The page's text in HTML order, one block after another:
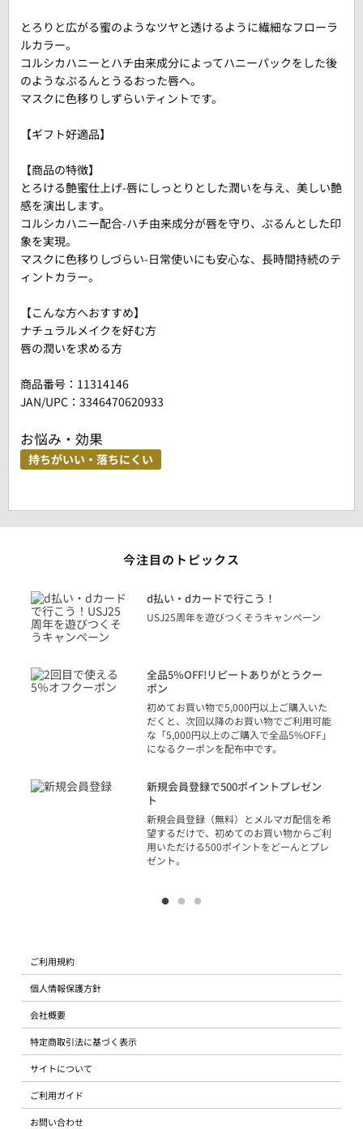
とろりと広がる蜜のようなツヤと透けるように繊細なフローラ
ルカラー。
コルシカハニーとハチ由来成分によってハニーパックをした後
のようなぷるんとうるおった唇へ。
マスクに色移りしずらいティントです。
【ギフト好適品】
【商品の特徴】
とろける艶蜜仕上げ-唇にしっとりとした潤いを与え、美しい艶
感を演出します。
コルシカハニー配合-ハチ由来成分が唇を守り、ぷるんとした印
象を実現。
マスクに色移りしづらい-日常使いにも安心な、長時間持続のテ
ィントカラー。
【こんな方へおすすめ】
ナチュラルメイクを好む方
唇の潤いを求める方
商品番号： 11314146
JAN/UPC：3346470620933
お悩み・効果
持ちがいい・落ちにくい
今注目のトピックス
d払い・dカードで行こう！
USJ25周年を遊びつくそうキャンペーン
全品5％OFF!リピートありがとうクー
ポン
初めてお買い物で5,000円以上ご購入いた
だくと、次回以降のお買い物でご利用可能
な「5,000円以上のご購入で全品5%OFF」
になるクーポンを配布中です。
新規会員登録で500ポイントプレゼン
ト
新規会員登録（無料）とメルマガ配信を希
望するだけで、初めてのお買い物からご利
用いただける500ポイントをどーんとプレ
ゼント。
ご利用規約
個人情報保護方針
会社概要
特定商取引法に基づく表示
サイトについて
ご利用ガイド
お問い合わせ